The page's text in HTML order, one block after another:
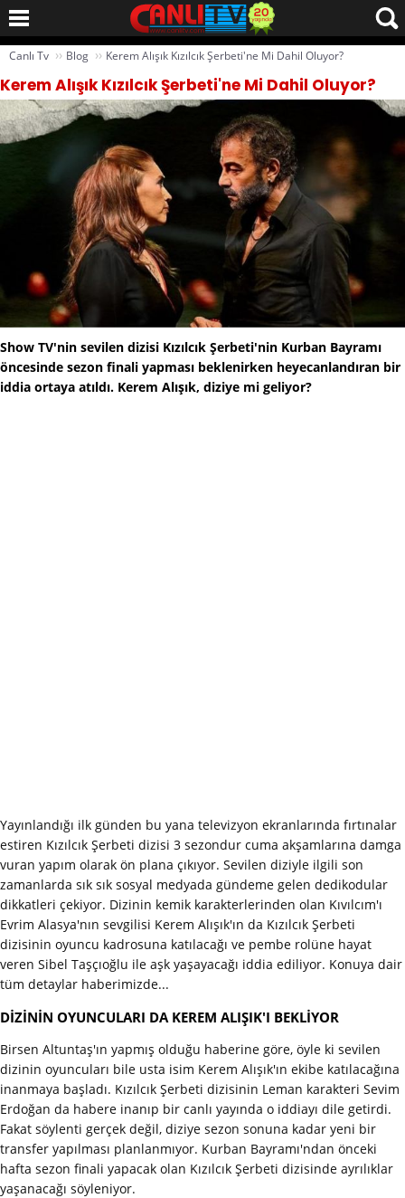
Canlı Tv ›› Blog ›› Kerem Alışık Kızılcık Şerbeti'ne Mi Dahil Oluyor?
Kerem Alışık Kızılcık Şerbeti'ne Mi Dahil Oluyor?
Show TV'nin sevilen dizisi Kızılcık Şerbeti'nin Kurban Bayramı
öncesinde sezon finali yapması beklenirken heyecanlandıran bir
iddia ortaya atıldı. Kerem Alışık, diziye mi geliyor?
Yayınlandığı ilk günden bu yana televizyon ekranlarında fırtınalar
estiren Kızılcık Şerbeti dizisi 3 sezondur cuma akşamlarına damga
vuran yapım olarak ön plana çıkıyor. Sevilen diziyle ilgili son
zamanlarda sık sık sosyal medyada gündeme gelen dedikodular
dikkatleri çekiyor. Dizinin kemik karakterlerinden olan Kıvılcım'ı
Evrim Alasya'nın sevgilisi Kerem Alışık'ın da Kızılcık Şerbeti
dizisinin oyuncu kadrosuna katılacağı ve pembe rolüne hayat
veren Sibel Taşçıoğlu ile aşk yaşayacağı iddia ediliyor. Konuya dair
tüm detaylar haberimizde...
DİZİNİN OYUNCULARI DA KEREM ALIŞIK'I BEKLİYOR
Birsen Altuntaş'ın yapmış olduğu haberine göre, öyle ki sevilen
dizinin oyuncuları bile usta isim Kerem Alışık'ın ekibe katılacağına
inanmaya başladı. Kızılcık Şerbeti dizisinin Leman karakteri Sevim
Erdoğan da habere inanıp bir canlı yayında o iddiayı dile getirdi.
Fakat söylenti gerçek değil, diziye sezon sonuna kadar yeni bir
transfer yapılması planlanmıyor. Kurban Bayramı'ndan önceki
hafta sezon finali yapacak olan Kızılcık Şerbeti dizisinde ayrılıklar
yaşanacağı söyleniyor.